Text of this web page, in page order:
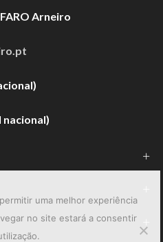
Arneiro
nacional)
uma melhor experiência
no site estará a consentir